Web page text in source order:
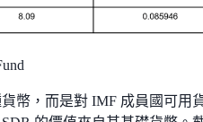
幣，而是對 IMF 成員國可用